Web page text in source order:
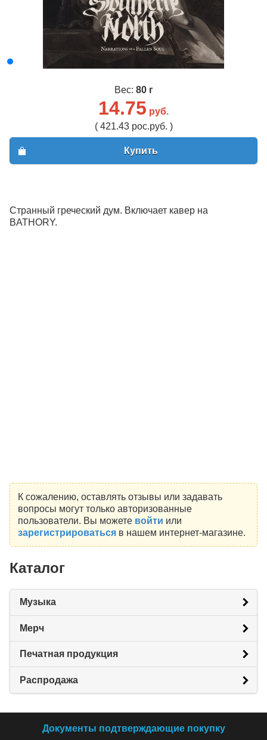
Вес: 80 г
14.75 руб.
( 421.43 рос.руб. )
Купить
Странный греческий дум. Включает кавер на
BATHORY.
К сожалению, оставлять отзывы или задавать
вопросы могут только авторизованные
пользователи. Вы можете войти или
зарегистрироватьсяв нашем интернет-магазине.
Каталог
Музыка
Мерч
Печатная продукция
Распродажа
Документы подтверждающие покупку